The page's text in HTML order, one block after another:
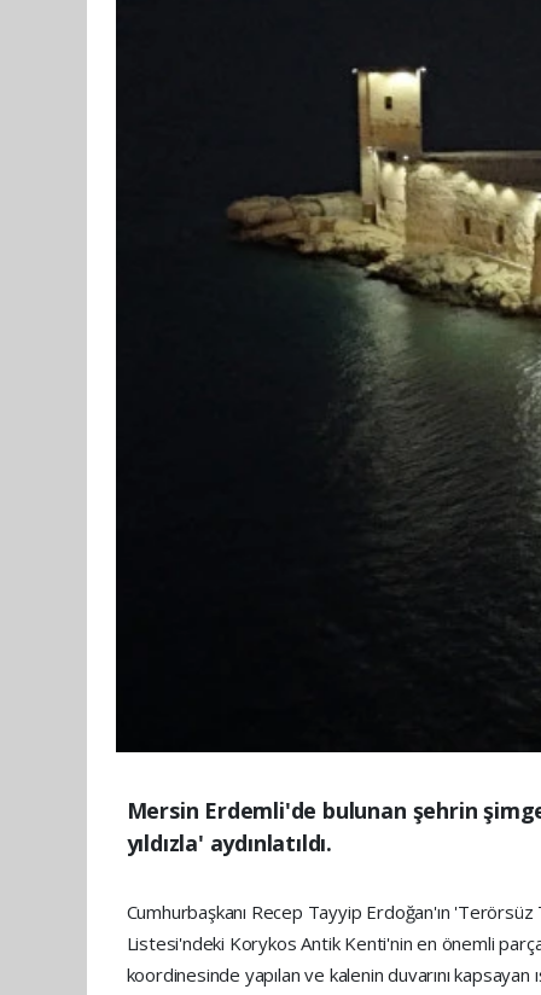
Mersin Erdemli'de bulunan şehrin
yıldızla' aydınlatıldı.
Cumhurbaşkanı Recep Tayyip Erdoğan'ın
Listesi'ndeki Korykos Antik Kenti'nin en önemli
koordinesinde yapılan ve kalenin duvarını kapsayan